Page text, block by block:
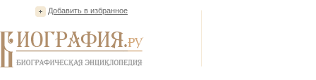
Добавить в избранное